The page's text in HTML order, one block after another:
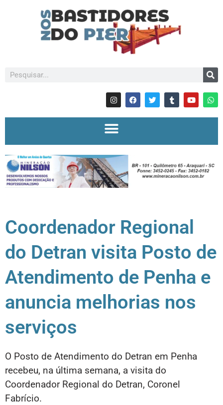
Coordenador Regional
do Detran visita Posto de
Atendimento de Penha e
anuncia melhorias nos
serviços
O Posto de Atendimento do Detran em Penha
recebeu, na última semana, a visita do
Coordenador Regional do Detran, Coronel
Fabrício.